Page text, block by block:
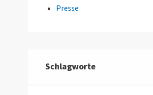
Presse
Schlagworte